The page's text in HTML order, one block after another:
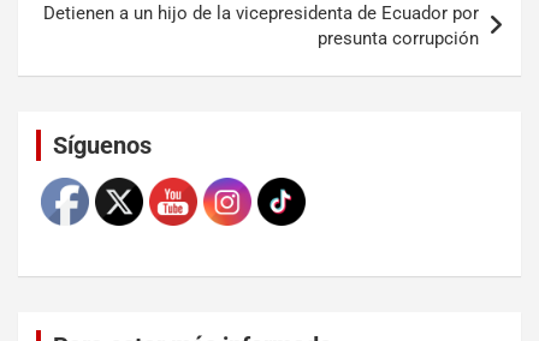
Detienen a un hijo de la vicepresidenta de Ecuador por
presunta corrupción
Síguenos